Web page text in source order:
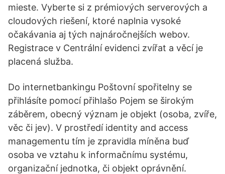
mieste. Vyberte si z prémiových serverových a
cloudových riešení, ktoré naplnia vysoké
očakávania aj tých najnáročnejších webov.
Registrace v Centrální evidenci zvířat a věcí je
placená služba.
Do internetbankingu Poštovní spořitelny se
přihlásíte pomocí přihlašo Pojem se širokým
záběrem, obecný význam je objekt (osoba, zvíře,
věc či jev). V prostředí identity and access
managementu tím je zpravidla míněna buď
osoba ve vztahu k informačnímu systému,
organizační jednotka, či objekt oprávnění.